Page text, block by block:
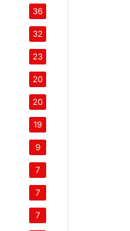
36
32
23
20
20
19
9
7
7
7